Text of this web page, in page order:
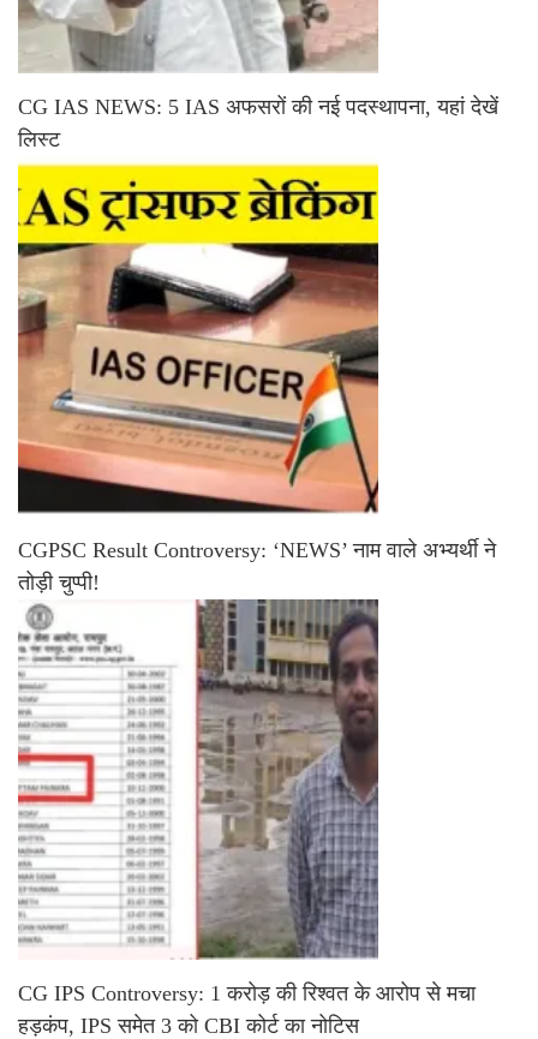
CG IAS NEWS: 5 IAS अफसरों की नई पदस्थापना, यहां देखें
लिस्ट
CGPSC Result Controversy: ‘NEWS’ नाम वाले अभ्यर्थी ने
तोड़ी चुप्पी!
CG IPS Controversy: 1 करोड़ की रिश्वत के आरोप से मचा
हड़कंप, IPS समेत 3 को CBI कोर्ट का नोटिस